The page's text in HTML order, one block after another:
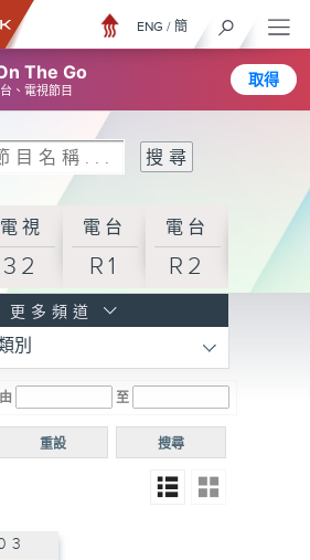
The Go
、電視節目
取得
ENG / 簡
電視
32
電台
R1
電台
R2
電台
R5
電台
普通
更多頻道
別
由 至
搜尋
重設